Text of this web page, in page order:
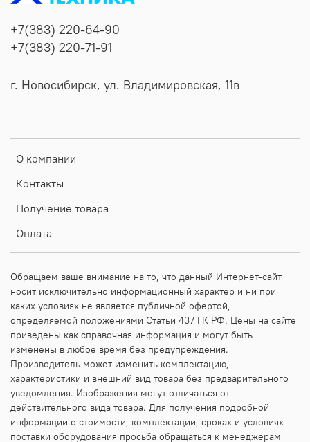
О компании
Контакты
Получение товара
Оплата
+7(383) 220-64-90
+7(383) 220-71-91
г. Новосибирск, ул. Владимировская, 11в
Обращаем ваше внимание на то, что данный Интернет-сайт
носит исключительно информационный характер и ни при
каких условиях не является публичной офертой,
определяемой положениями Статьи 437 ГК РФ. Цены на сайте
приведены как справочная информация и могут быть
изменены в любое время без предупреждения.
Производитель может изменить комплектацию,
характеристики и внешний вид товара без предварительного
уведомления. Изображения могут отличаться от
действительного вида товара. Для получения подробной
информации о стоимости, комплектации, сроках и условиях
поставки оборудования просьба обращаться к менеджерам